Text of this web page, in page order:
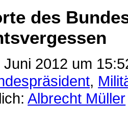
des
Juni 2012 um
,
Albrecht Müller